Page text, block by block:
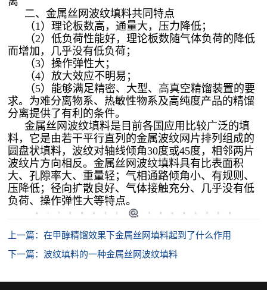
二、金属丝网波纹填料共同特点
（1）理论板数高，通量大，压力降低；
（2）低负荷性能好，理论板数随气体负荷的降低
而增加，几乎没有低负荷；
（3）操作弹性大；
（4）放大效应不明易；
（5）能够满足精密、大型、高真空精馏装置的要
求。为难分离物系、热敏性物系及高纯度产品的精馏
分离提供了有利的条件。
金属丝网波纹填料是目前各国应用比较广泛的填
料，它是由若干平行直列的金属波纹网片排列组成的
圆盘状填料，波纹对轴线倾角30度或45度，相邻两片
波纹片方向相反。金属丝网波纹填料具有比表面积
大、孔隙率大、重量轻；气相通路倾角小、有规则、
压降低；径向扩散良好、气体接触充分、几乎没有低
负荷、操作弹性大等特点。
上一篇：在甲醇精馏效果下金属丝网填料起到了什么作用
下一篇：波纹填料的一种金属丝网波纹填料